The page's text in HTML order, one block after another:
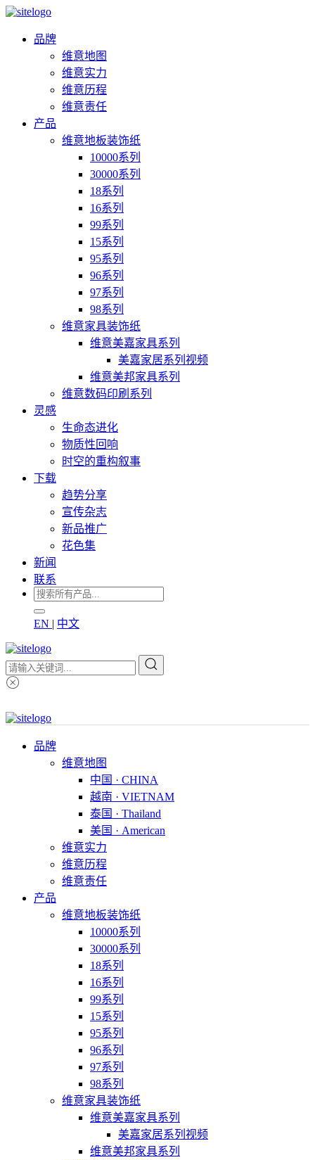
品牌
维意地图
维意实力
维意历程
维意责任
产品
维意地板装饰纸
10000系列
30000系列
18系列
16系列
99系列
15系列
95系列
96系列
97系列
98系列
维意家具装饰纸
维意美嘉家具系列
美嘉家居系列视频
维意美邦家具系列
维意数码印刷系列
灵感
生命态进化
物质性回响
时空的重构叙事
下载
趋势分享
宣传杂志
新品推广
花色集
新闻
联系
EN | 中文
品牌
维意地图
中国 · CHINA
越南 · VIETNAM
泰国 · Thailand
美国 · American
维意实力
维意历程
维意责任
产品
维意地板装饰纸
10000系列
30000系列
18系列
16系列
99系列
15系列
95系列
96系列
97系列
98系列
维意家具装饰纸
维意美嘉家具系列
美嘉家居系列视频
维意美邦家具系列